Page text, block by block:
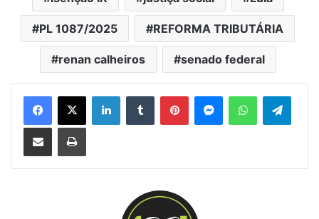
PL 1087/2025 REFORMA TRIBUTÁRIA
renan calheiros senado federal